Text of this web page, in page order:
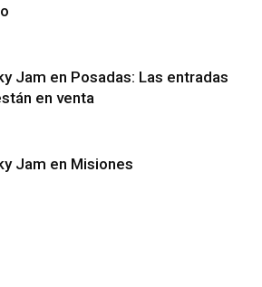
Jam en Posadas: Las entradas
en venta
Jam en Misiones